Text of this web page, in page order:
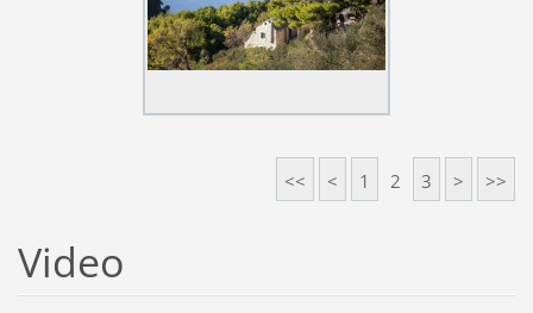
<< < 1 2 3 > >>
Video